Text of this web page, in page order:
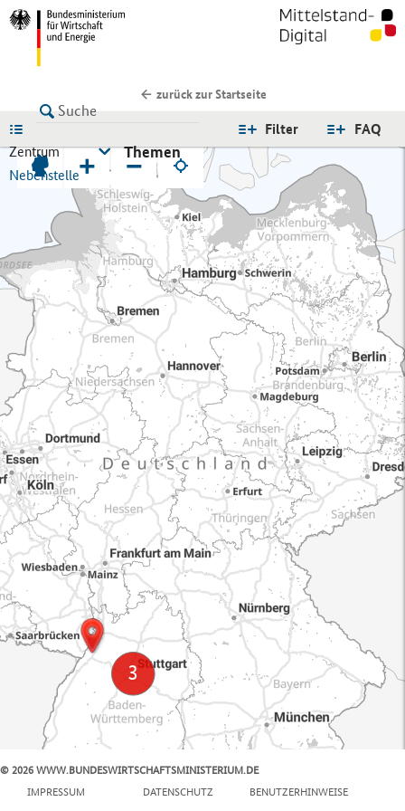
zurück zur Startseite
FAQ
Filter
Zentrum
Nebenstelle
Themen
+ −
© 2026 WWW.BUNDESWIRTSCHAFTSMINISTERIUM.DE
IMPRESSUM
DATENSCHUTZ BENUTZERHINWEISE